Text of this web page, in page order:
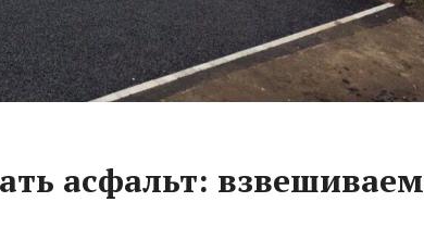
асфальт: взвешиваем